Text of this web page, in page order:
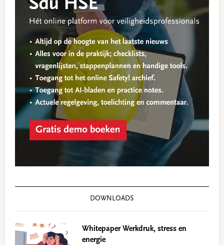
DOWNLOADS
Whitepaper Werkdruk, stress en
energie